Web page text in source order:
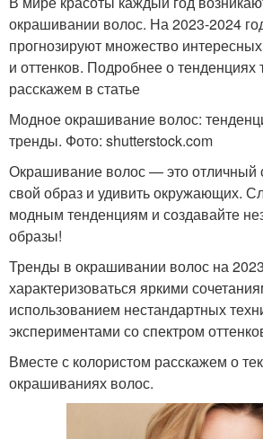
окрашивании волос. На 2023-2024
прогнозируют множество
и оттенков. Подробнее о тенденциях
расскажем в статье
Модное окрашивание волос:
тренды. Фото: shutterstock.com
Окрашивание волос — это отличный
свой образ и удивить окружающих.
модным тенденциям и создавайте
образы!
Тренды в окрашивании волос на
характеризоваться яркими
использованием нестандартных
экспериментами со спектром
Вместе с колористом расскажем о
окрашиваниях волос.